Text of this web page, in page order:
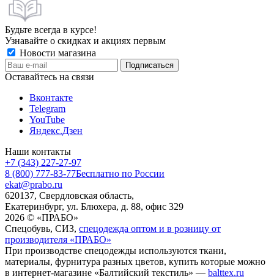
Будьте всегда в курсе!
Узнавайте о скидках и акциях первым
Новости магазина
Оставайтесь на связи
Вконтакте
Telegram
YouTube
Яндекс.Дзен
Наши контакты
+7 (343) 227-27-97
8 (800) 777-83-77Бесплатно по России
ekat@prabo.ru
620137, Свердловская область,
Екатеринбург, ул. Блюхера, д. 88, офис 329
2026 © «ПРАБО»
Спецобувь, СИЗ, спецодежда оптом и в розницу от
производителя «ПРАБО»
При производстве спецодежды используются ткани,
материалы, фурнитура разных цветов, купить которые можно
в интернет-магазине «Балтийский текстиль» — balttex.ru